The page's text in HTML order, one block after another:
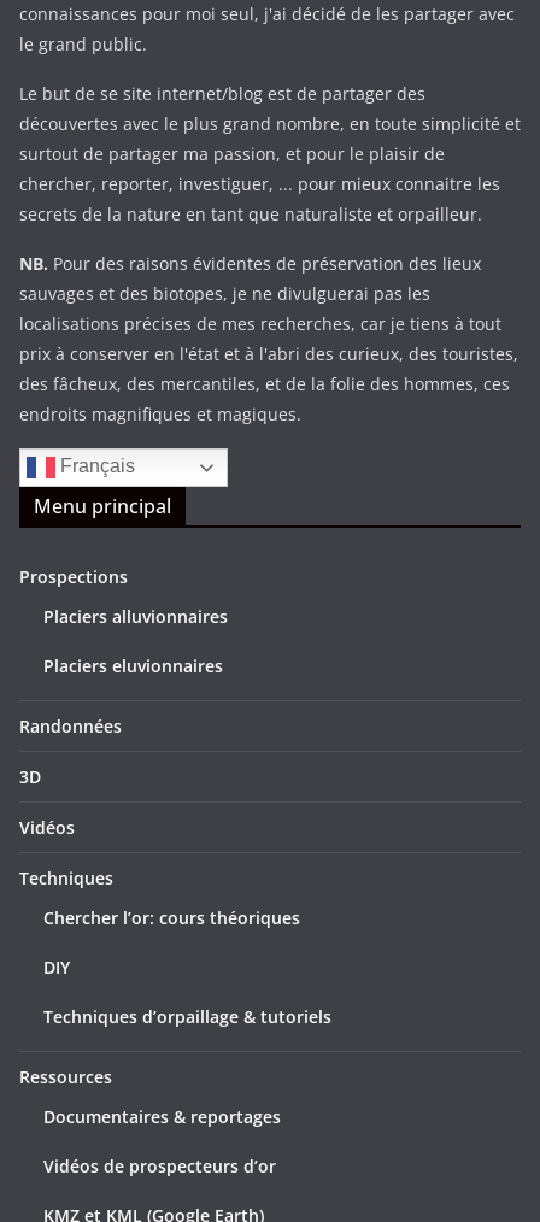
connaissances pour moi seul, j'ai décidé de les partager avec
le grand public.
Le but de se site internet/blog est de partager des
découvertes avec le plus grand nombre, en toute simplicité et
surtout de partager ma passion, et pour le plaisir de
chercher, reporter, investiguer, ... pour mieux connaitre les
secrets de la nature en tant que naturaliste et orpailleur.
NB. Pour des raisons évidentes de préservation des lieux
sauvages et des biotopes, je ne divulguerai pas les
localisations précises de mes recherches, car je tiens à tout
prix à conserver en l'état et à l'abri des curieux, des touristes,
des fâcheux, des mercantiles, et de la folie des hommes, ces
endroits magnifiques et magiques.
Français
Menu principal
Prospections
Placiers alluvionnaires
Placiers eluvionnaires
Randonnées
3D
Vidéos
Techniques
Chercher l’or: cours théoriques
DIY
Techniques d’orpaillage & tutoriels
Ressources
Documentaires & reportages
Vidéos de prospecteurs d’or
KMZ et KML (Google Earth)